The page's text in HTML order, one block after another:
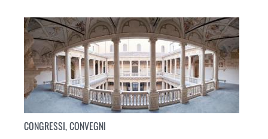
CONGRESSI, CONVEGNI